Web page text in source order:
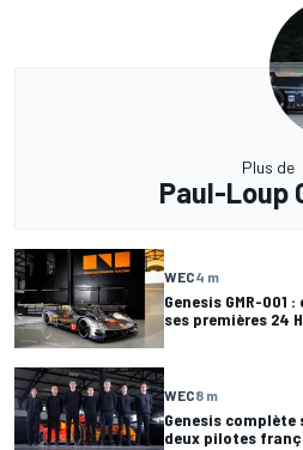
Plus de
Paul-Loup
WEC4 m
Genesis GMR-001
ses premières 24
WEC8 m
Genesis complète
deux pilotes